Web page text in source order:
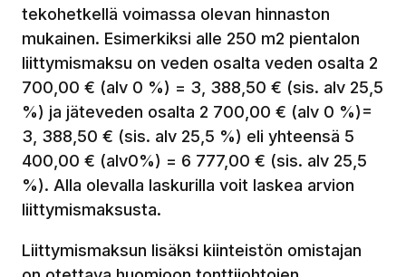
tekohetkellä voimassa olevan hinnaston
mukainen. Esimerkiksi alle 250 m2 pientalon
liittymismaksu on veden osalta veden osalta 2
700,00 € (alv 0 %) = 3, 388,50 € (sis. alv 25,5
%) ja jäteveden osalta 2 700,00 € (alv 0 %)=
3, 388,50 € (sis. alv 25,5 %) eli yhteensä 5
400,00 € (alv0%) = 6 777,00 € (sis. alv 25,5
%). Alla olevalla laskurilla voit laskea arvion
liittymismaksusta.
Liittymismaksun lisäksi kiinteistön omistajan